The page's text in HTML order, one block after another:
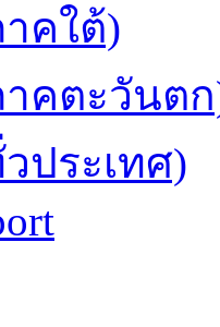
คใต้)
าคตะวันต
ประเทศ)